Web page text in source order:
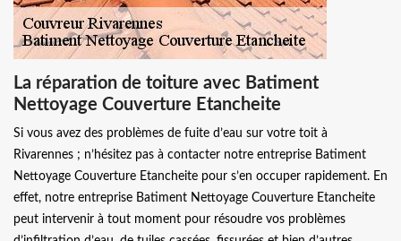
La réparation de toiture avec Batiment
Nettoyage Couverture Etancheite
Si vous avez des problèmes de fuite d’eau sur votre toit à
Rivarennes ; n’hésitez pas à contacter notre entreprise Batiment
Nettoyage Couverture Etancheite pour s’en occuper rapidement. En
effet, notre entreprise Batiment Nettoyage Couverture Etancheite
peut intervenir à tout moment pour résoudre vos problèmes